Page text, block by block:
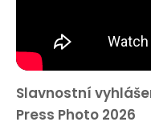
Slavnostní
Press Photo 2026